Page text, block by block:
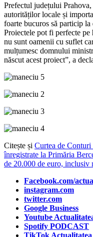
Prefectul județului
autorităților locale și
foarte bucuros să particip
Proiectele pot fi perfecte pe
nu sunt oamenii cu suflet
mulțumesc domnului
născut acest proiect”, a
Citește și Curtea de
înregistrate la Primăria
de 20.000 de euro, inclusiv
Facebook.com/
instagram.com
twitter.com
Google Business
Youtube
Spotify PODCAST
TikTok Actualitatea